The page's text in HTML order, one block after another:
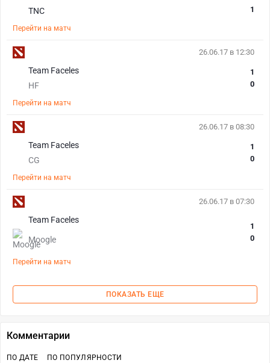
TNC
1
Перейти на матч
26.06.17 в 12:30
Team Faceles
HF
1
0
Перейти на матч
26.06.17 в 08:30
Team Faceles
CG
1
0
Перейти на матч
26.06.17 в 07:30
Team Faceles
Moogle
1
0
Перейти на матч
ПОКАЗАТЬ ЕЩЕ
Комментарии
ПО ДАТЕ ПО ПОПУЛЯРНОСТИ